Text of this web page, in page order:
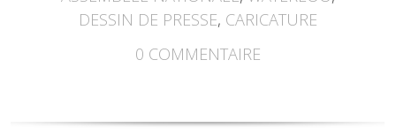
DESSIN DE PRESSE, CARICATURE
0 COMMENTAIRE